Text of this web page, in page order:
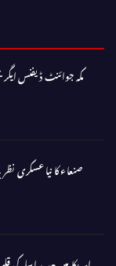
مکہ جوائنٹ ڈیفنس
صنعاء کا نیا عسکری